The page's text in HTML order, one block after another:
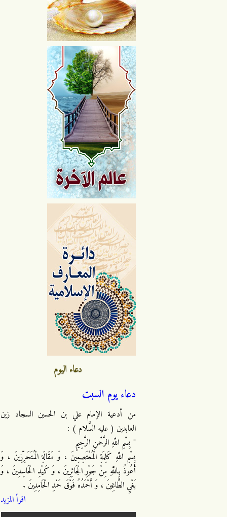
دعاء اليوم
دعاء يوم السبت
من أدعية الإمام علي بن الحسين السجاد زين
العابدين ( عليه السَّلام ) :
" بِسْمِ اللَّهِ الرَّحْمنِ الرَّحِيمِ
بِسْمِ اللَّهِ كَلِمَةِ الْمُعْتَصِمِينَ ، وَ مَقَالَةِ الْمُتَحَرِّزِينَ ، وَ
أَعُوذُ بِاللَّهِ مِنْ جَوْرِ الْجَائِرِينَ ، وَ كَيْدِ الْحَاسِدِينَ ، وَ
بَغْيِ الطَّاغِينَ ، وَ أَحْمَدُهُ فَوْقَ حَمْدِ الْحَامِدِينَ .
اقرأ المزيد